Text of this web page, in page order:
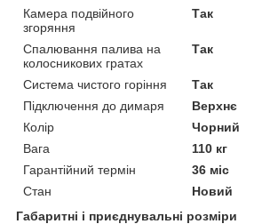
Камера подвійного
згоряння
Так
Спалювання палива на
колосникових гратах
Так
Система чистого горіння
Так
Підключення до димаря
Верхнє
Колір
Чорний
Вага
110 кг
Гарантійний термін
36 міс
Стан
Новий
Габаритні і приєднувальні розміри